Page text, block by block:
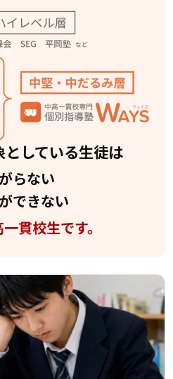
している生徒は
らない
できない
貫校生です。